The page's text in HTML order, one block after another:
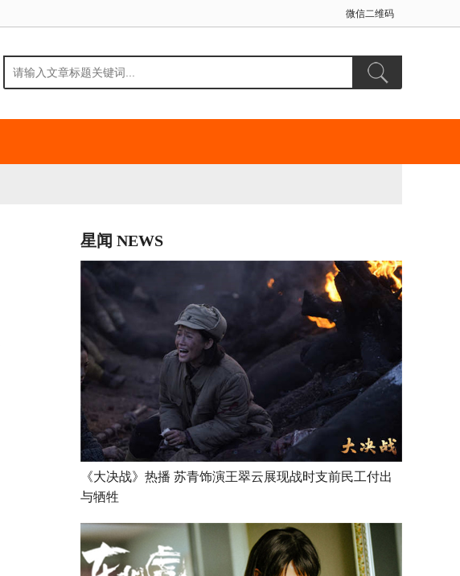
微信二维码
星闻 NEWS
《大决战》热播 苏青饰演王翠云展现战时支前民工付出
与牺牲